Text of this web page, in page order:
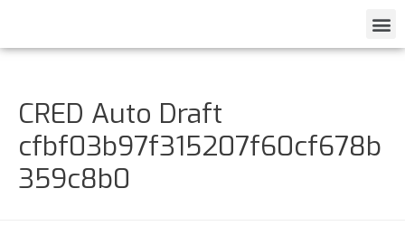
CRED Auto Draft
cfbf03b97f315207f60cf678b
359c8b0